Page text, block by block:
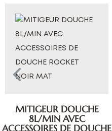
MITIGEUR DOUCHE
8L/MIN AVEC
ACCESSOIRES DE DOUCHE